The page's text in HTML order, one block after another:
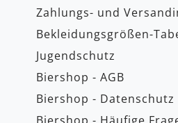
Zahlungs- und
Bekleidungsgrößen-
Jugendschutz
Biershop - AGB
Biershop - Datenschutz